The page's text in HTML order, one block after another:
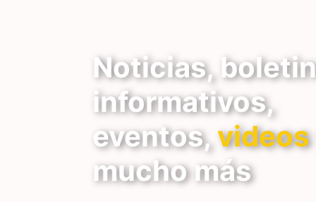
Noticias,
informativos,
eventos,videos
mucho más